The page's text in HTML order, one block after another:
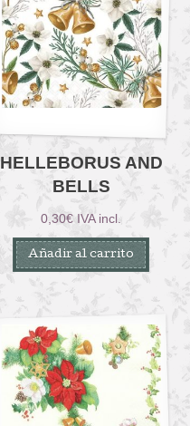
HELLEBORUS AND
BELLS
0,30€ IVA incl.
Añadir al carrito